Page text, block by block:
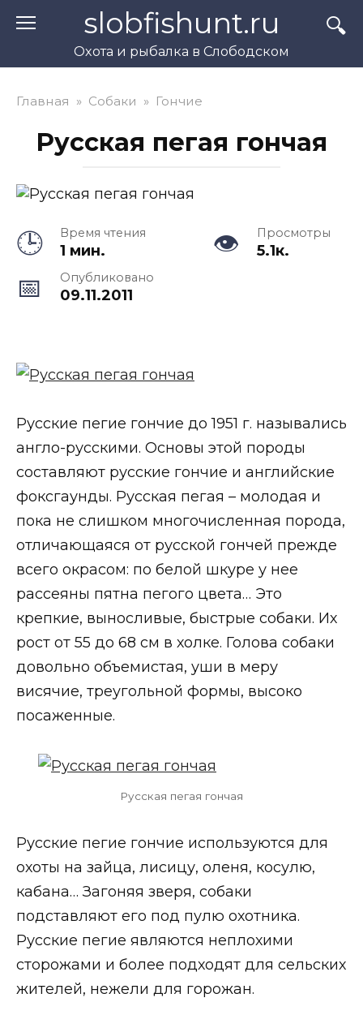
slobfishunt.ru
Охота и рыбалка в Слободском
Главная » Собаки » Гончие
Русская пегая гончая
Время чтения
1 мин.
Просмотры
5.1к.
Опубликовано
09.11.2011
Русские пегие гончие до 1951 г. назывались
англо-русскими. Основы этой породы
составляют русские гончие и английские
фоксгаунды. Русская пегая – молодая и
пока не слишком многочисленная порода,
отличающаяся от русской гончей прежде
всего окрасом: по белой шкуре у нее
рассеяны пятна пегого цвета… Это
крепкие, выносливые, быстрые собаки. Их
рост от 55 до 68 см в холке. Голова собаки
довольно объемистая, уши в меру
висячие, треугольной формы, высоко
посаженные.
Русская пегая гончая
Русские пегие гончие используются для
охоты на зайца, лисицу, оленя, косулю,
кабана… Загоняя зверя, собаки
подставляют его под пулю охотника.
Русские пегие являются неплохими
сторожами и более подходят для сельских
жителей, нежели для горожан.